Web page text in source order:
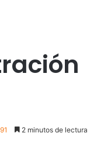
2 minutos de lectura